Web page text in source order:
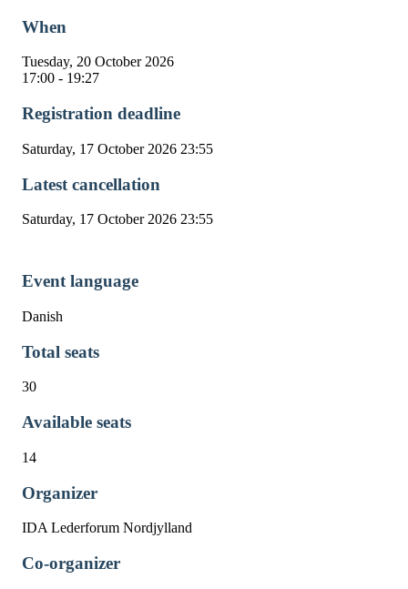
When
Tuesday, 20 October 2026
17:00 - 19:27
Registration deadline
Saturday, 17 October 2026 23:55
Latest cancellation
Saturday, 17 October 2026 23:55
Event language
Danish
Total seats
30
Available seats
14
Organizer
IDA Lederforum Nordjylland
Co-organizer